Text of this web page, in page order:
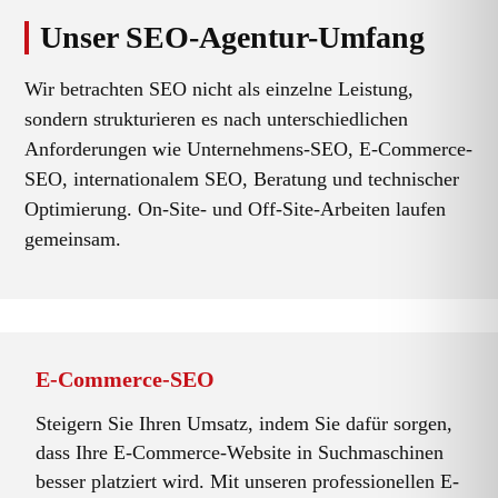
Unser SEO-Agentur-Umfang
Wir betrachten SEO nicht als einzelne Leistung,
sondern strukturieren es nach unterschiedlichen
Anforderungen wie Unternehmens-SEO, E-Commerce-
SEO, internationalem SEO, Beratung und technischer
Optimierung. On-Site- und Off-Site-Arbeiten laufen
gemeinsam.
E-Commerce-SEO
Steigern Sie Ihren Umsatz, indem Sie dafür sorgen,
dass Ihre E-Commerce-Website in Suchmaschinen
besser platziert wird. Mit unseren professionellen E-